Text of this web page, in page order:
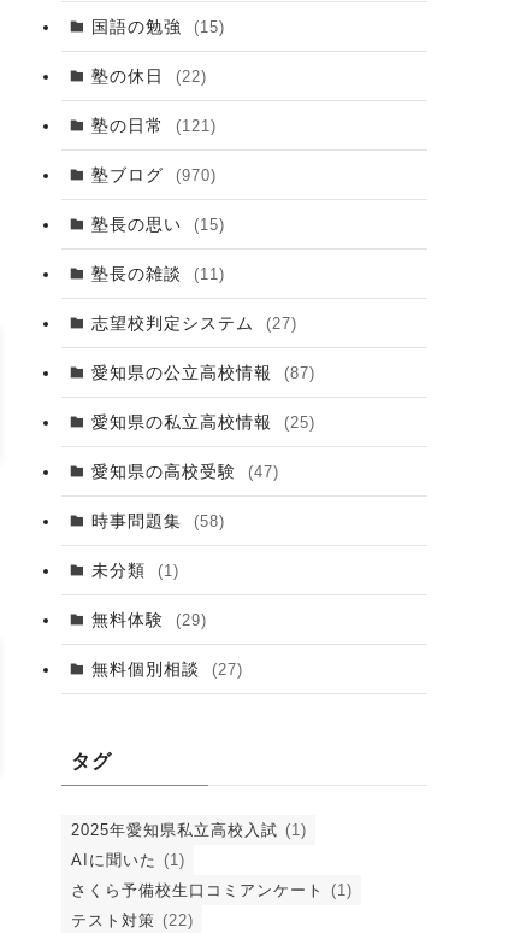
国語の勉強 (15)
塾の休日 (22)
塾の日常 (121)
塾ブログ (970)
塾長の思い (15)
塾長の雑談 (11)
志望校判定システム (27)
愛知県の公立高校情報 (87)
愛知県の私立高校情報 (25)
愛知県の高校受験 (47)
時事問題集 (58)
未分類 (1)
無料体験 (29)
無料個別相談 (27)
タグ
2025年愛知県私立高校入試 (1)
AIに聞いた (1)
さくら予備校生口コミアンケート
(1)
テスト対策 (22)